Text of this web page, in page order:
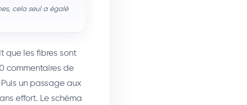
cela seul a égalé
que les fibres sont
commentaires de
un passage aux
effort. Le schéma